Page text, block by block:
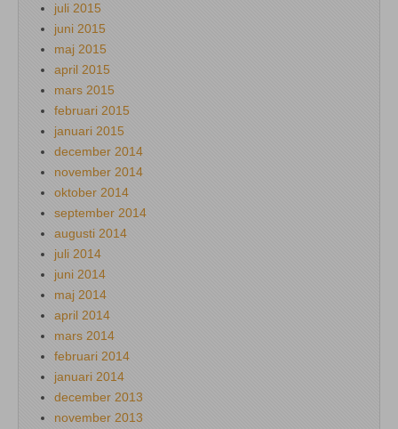
juli 2015
juni 2015
maj 2015
april 2015
mars 2015
februari 2015
januari 2015
december 2014
november 2014
oktober 2014
september 2014
augusti 2014
juli 2014
juni 2014
maj 2014
april 2014
mars 2014
februari 2014
januari 2014
december 2013
november 2013